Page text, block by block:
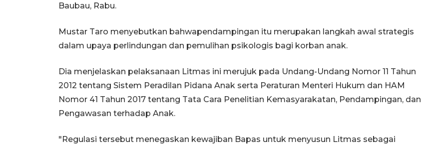
Baubau, Rabu.
Mustar Taro menyebutkan bahwapendampingan itu merupakan langkah awal strategis
dalam upaya perlindungan dan pemulihan psikologis bagi korban anak.
Dia menjelaskan pelaksanaan Litmas ini merujuk pada Undang-Undang Nomor 11 Tahun
2012 tentang Sistem Peradilan Pidana Anak serta Peraturan Menteri Hukum dan HAM
Nomor 41 Tahun 2017 tentang Tata Cara Penelitian Kemasyarakatan, Pendampingan, dan
Pengawasan terhadap Anak.
"Regulasi tersebut menegaskan kewajiban Bapas untuk menyusun Litmas sebagai